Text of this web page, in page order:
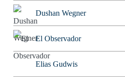
Dushan Wegner
El Observador
Elias Gudwis